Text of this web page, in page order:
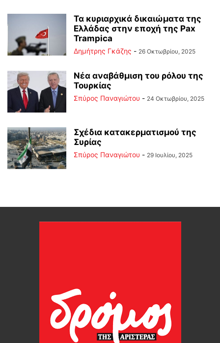
Τα κυριαρχικά δικαιώματα της
Ελλάδας στην εποχή της Pax
Trampica
Δημήτρης Γκάζης - 26 Οκτωβρίου, 2025
Νέα αναβάθμιση του ρόλου της
Τουρκίας
Σπύρος Παναγιώτου - 24 Οκτωβρίου, 2025
Σχέδια κατακερματισμού της
Συρίας
Σπύρος Παναγιώτου - 29 Ιουλίου, 2025